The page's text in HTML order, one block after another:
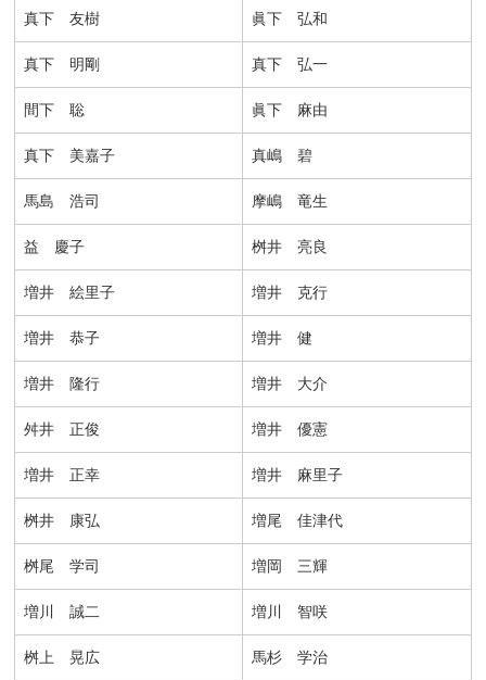
真下 友樹 眞下 弘和
真下 明剛 真下 弘一
間下 聡 眞下 麻由
真下 美嘉子 真嶋 碧
馬島 浩司 摩嶋 竜生
益 慶子 桝井 亮良
増井 絵里子 増井 克行
増井 恭子 増井 健
増井 隆行 増井 大介
舛井 正俊 増井 優憲
増井 正幸 増井 麻里子
桝井 康弘 増尾 佳津代
桝尾 学司 増岡 三輝
増川 誠二 増川 智咲
桝上 晃広 馬杉 学治